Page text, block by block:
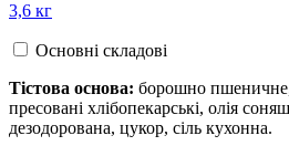
3,6 кг
Основні складові
Тістова основа: борошно
пресовані хлібопекарські, олія
дезодорована, цукор, сіль кухонна.